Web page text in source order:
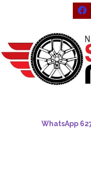
Telf. 91
WhatsApp
Telf. 91
Telf. 91